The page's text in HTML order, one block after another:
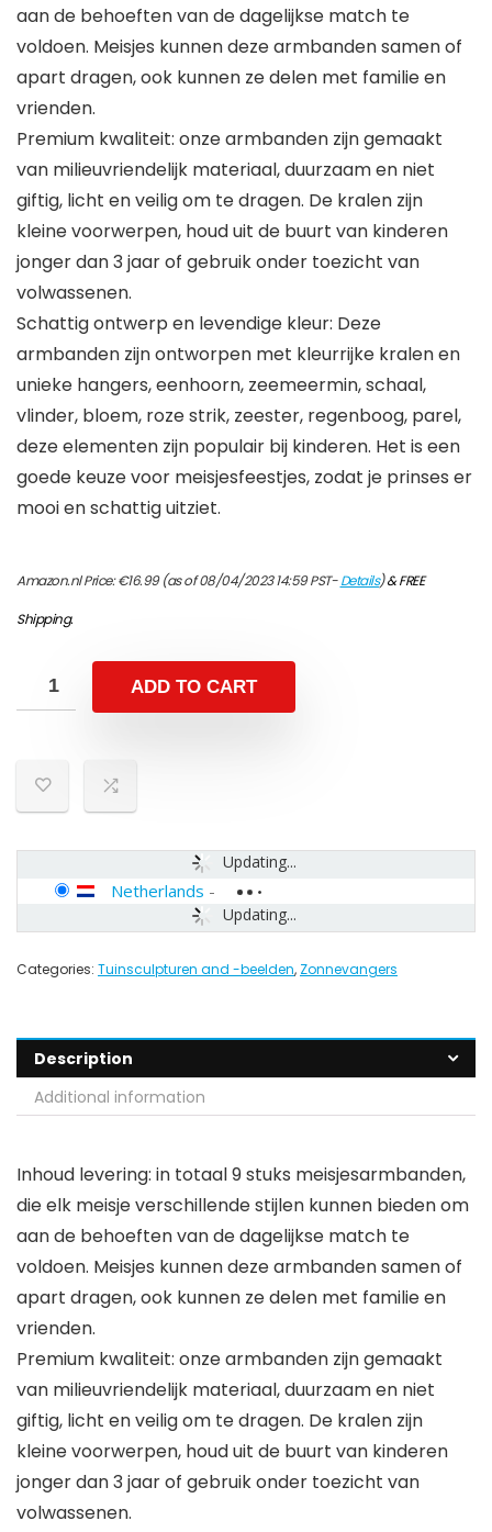
aan de behoeften van de dagelijkse match te
voldoen. Meisjes kunnen deze armbanden samen of
apart dragen, ook kunnen ze delen met familie en
vrienden.
Premium kwaliteit: onze armbanden zijn gemaakt
van milieuvriendelijk materiaal, duurzaam en niet
giftig, licht en veilig om te dragen. De kralen zijn
kleine voorwerpen, houd uit de buurt van kinderen
jonger dan 3 jaar of gebruik onder toezicht van
volwassenen.
Schattig ontwerp en levendige kleur: Deze
armbanden zijn ontworpen met kleurrijke kralen en
unieke hangers, eenhoorn, zeemeermin, schaal,
vlinder, bloem, roze strik, zeester, regenboog, parel,
deze elementen zijn populair bij kinderen. Het is een
goede keuze voor meisjesfeestjes, zodat je prinses er
mooi en schattig uitziet.
Amazon.nl Price:€16.99(as of 08/04/2023 14:59 PST-Details)&FREE
Shipping.
ADD TO CART
Updating...
Updating...
Netherlands -
Categories: Tuinsculpturen and -beelden, Zonnevangers
Description
Additional information
Inhoud levering: in totaal 9 stuks meisjesarmbanden,
die elk meisje verschillende stijlen kunnen bieden om
aan de behoeften van de dagelijkse match te
voldoen. Meisjes kunnen deze armbanden samen of
apart dragen, ook kunnen ze delen met familie en
vrienden.
Premium kwaliteit: onze armbanden zijn gemaakt
van milieuvriendelijk materiaal, duurzaam en niet
giftig, licht en veilig om te dragen. De kralen zijn
kleine voorwerpen, houd uit de buurt van kinderen
jonger dan 3 jaar of gebruik onder toezicht van
volwassenen.